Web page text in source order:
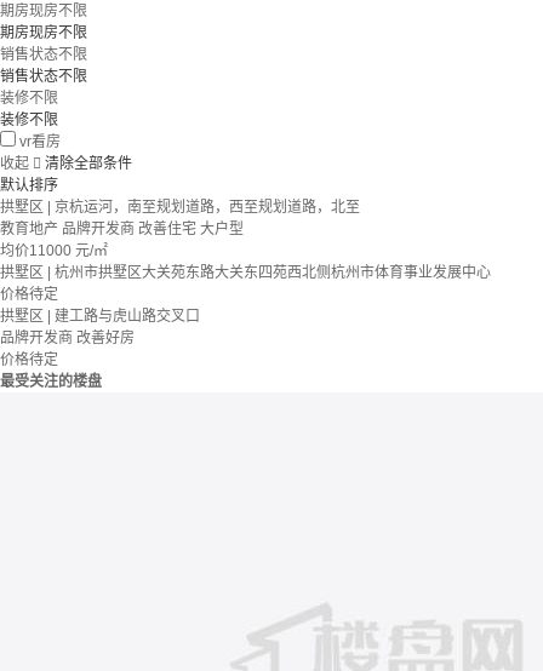
期房现房不限
期房现房不限
销售状态不限
销售状态不限
装修不限
装修不限
vr看房
收起  清除全部条件
默认排序
拱墅区 | 京杭运河，南至规划道路，西至规划道路，北至
教育地产 品牌开发商 改善住宅 大户型
均价11000 元/㎡
拱墅区 | 杭州市拱墅区大关苑东路大关东四苑西北侧杭州市体育事业发展中心
价格待定
拱墅区 | 建工路与虎山路交叉口
品牌开发商 改善好房
价格待定
最受关注的楼盘